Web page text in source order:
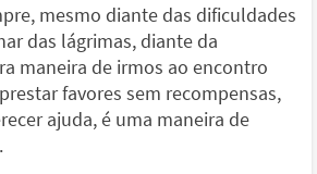
mesmo diante das dificuldades
das lágrimas, diante da
maneira de irmos ao encontro
favores sem recompensas,
ajuda, é uma maneira de